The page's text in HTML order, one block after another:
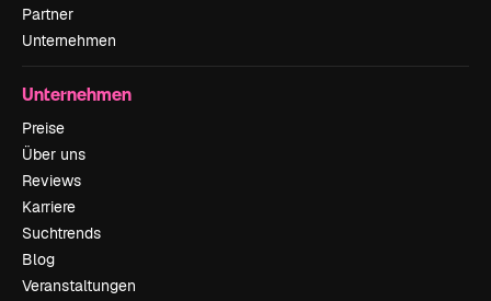
Partner
Unternehmen
Unternehmen
Preise
Über uns
Reviews
Karriere
Suchtrends
Blog
Veranstaltungen